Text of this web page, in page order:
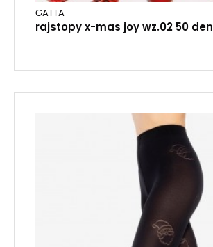
GATTA
rajstopy x-mas joy wz.02 50 den